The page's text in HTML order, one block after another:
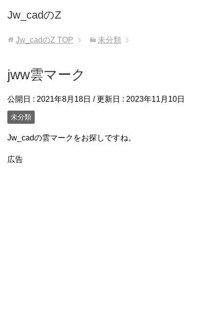
Jw_cadのZ
Jw_cadのZ TOP 未分類
jww雲マーク
公開日 : 2021年8月18日 / 更新日 : 2023年11月10日
未分類
Jw_cadの雲マークをお探しですね。
広告